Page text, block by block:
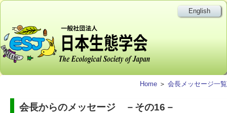
English
Home ＞ 会長メッセージ一覧
会長からのメッセージ －その16－